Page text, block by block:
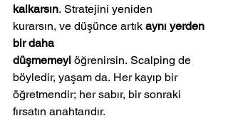
kalkarsın. Stratejini yeniden
kurarsın, ve düşünce artık aynı yerden
bir daha
düşmemeyi öğrenirsin. Scalping de
böyledir, yaşam da. Her kayıp bir
öğretmendir; her sabır, bir sonraki
fırsatın anahtarıdır.